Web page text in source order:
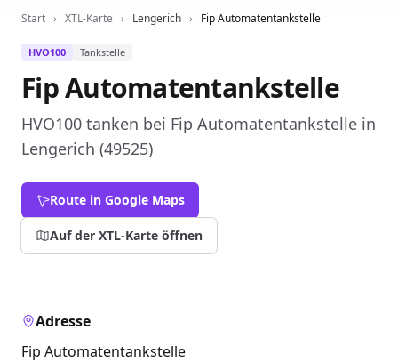
Start › XTL-Karte › Lengerich › Fip Automatentankstelle
HVO100 Tankstelle
Fip Automatentankstelle
HVO100 tanken bei Fip Automatentankstelle in
Lengerich (49525)
Route in Google Maps
Auf der XTL-Karte öffnen
Adresse
Fip Automatentankstelle